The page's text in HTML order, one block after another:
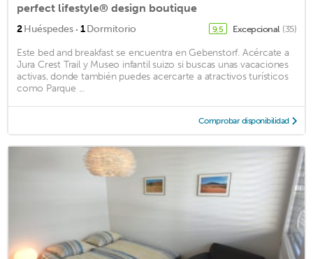
perfect lifestyle® design boutique
2Huéspedes · 1Dormitorio 9,5 Excepcional (35)
Este bed and breakfast se encuentra en Gebenstorf. Acércate a
Jura Crest Trail y Museo infantil suizo si buscas unas vacaciones
activas, donde también puedes acercarte a atractivos turísticos
como Parque ...
Comprobar disponibilidad